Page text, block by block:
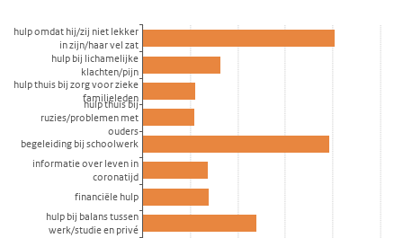
Bekijk als data tabel.
De grafiek heeft 1 X-as die categories weergeeft.
De grafiek heeft 1 Y-as die percentage weergeeft.
hulp omdat hij/zij niet lekker
in zijn/haar vel zat
hulp bij lichamelijke
klachten/pijn
hulp thuis bij zorg voor zieke
familieleden
hulp thuis bij
ruzies/problemen met
ouders
begeleiding bij schoolwerk
informatie over leven in
coronatijd
financiële hulp
hulp bij balans tussen
werk/studie en privé